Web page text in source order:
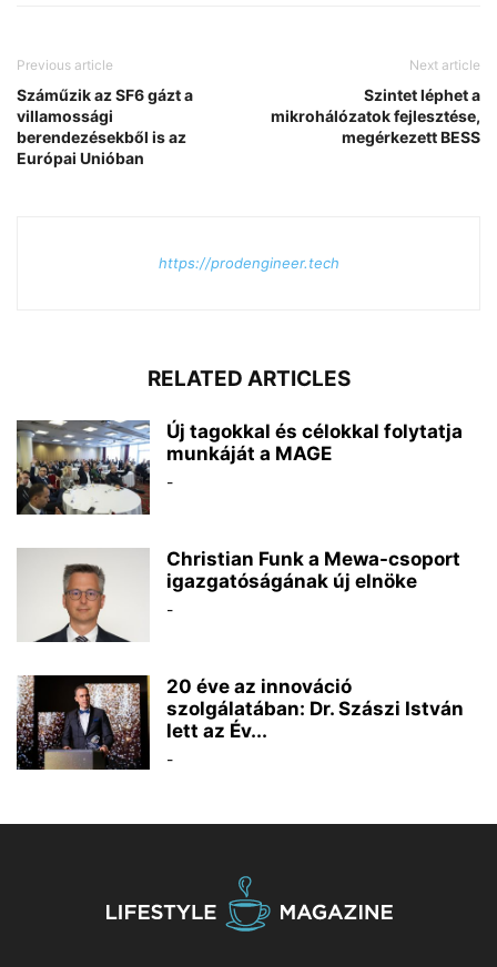
Previous article
Száműzik az SF6 gázt a
villamossági
berendezésekből is az
Európai Unióban
Next article
Szintet léphet a
mikrohálózatok fejlesztése,
megérkezett BESS
https://prodengineer.tech
RELATED ARTICLES
Új tagokkal és célokkal folytatja
munkáját a MAGE
-
Christian Funk a Mewa-csoport
igazgatóságának új elnöke
-
20 éve az innováció
szolgálatában: Dr. Szászi István
lett az Év...
-